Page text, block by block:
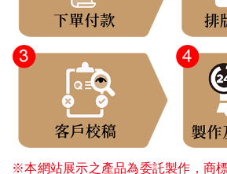
※本網站展示之產品為委託製作，商